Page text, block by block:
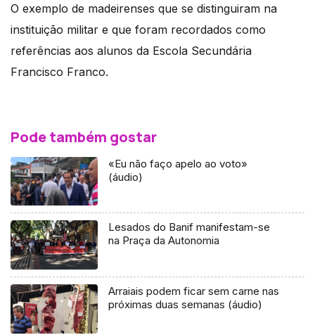
O exemplo de madeirenses que se distinguiram na
instituição militar e que foram recordados como
referências aos alunos da Escola Secundária
Francisco Franco.
Pode também gostar
«Eu não faço apelo ao voto»
(áudio)
Lesados do Banif manifestam-se
na Praça da Autonomia
Arraiais podem ficar sem carne nas
próximas duas semanas (áudio)